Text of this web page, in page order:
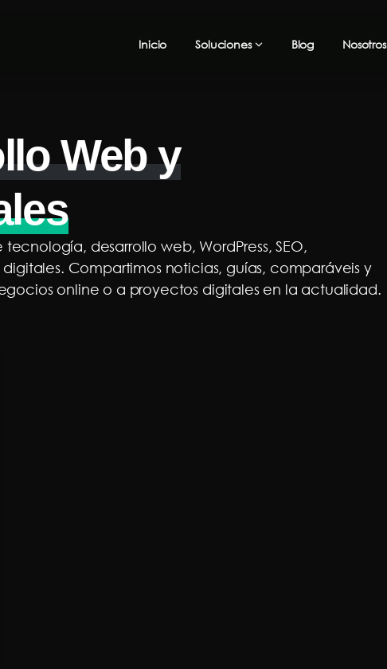
Inicio Soluciones Blog Nosotros
Web y
desarrollo web, WordPress, SEO,
Compartimos noticias, guías, comparáveis y
online o a proyectos digitales en la actualidad.